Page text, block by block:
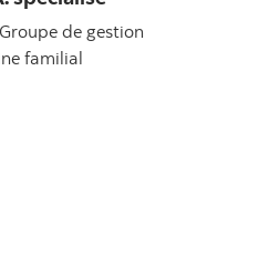
de gestion
familial